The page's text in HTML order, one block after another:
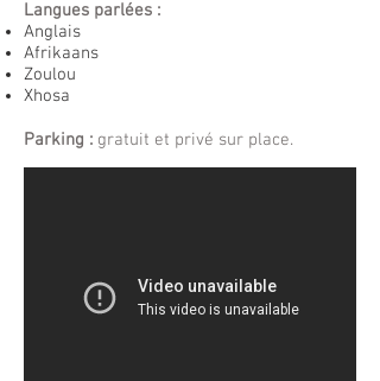
Langues parlées :
Anglais
Afrikaans
Zoulou
Xhosa
Parking : gratuit et privé sur place.